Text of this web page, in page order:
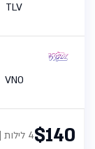
TLV
VNO
$1404 לילות | א-ה